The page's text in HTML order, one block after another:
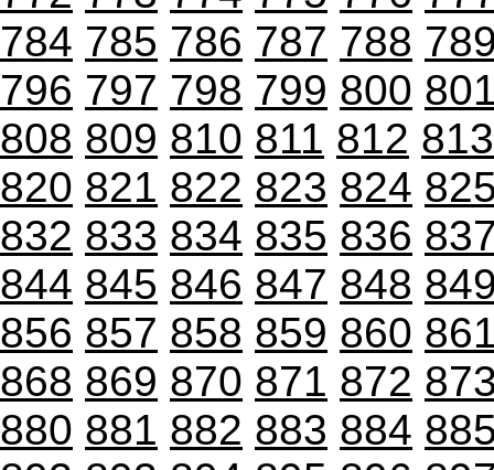
784 785 786 787 788
796 797 798 799 800
808 809 810 811 812 813
820 821 822 823 824
832 833 834 835 836
844 845 846 847 848
856 857 858 859 860
868 869 870 871 872
880 881 882 883 884